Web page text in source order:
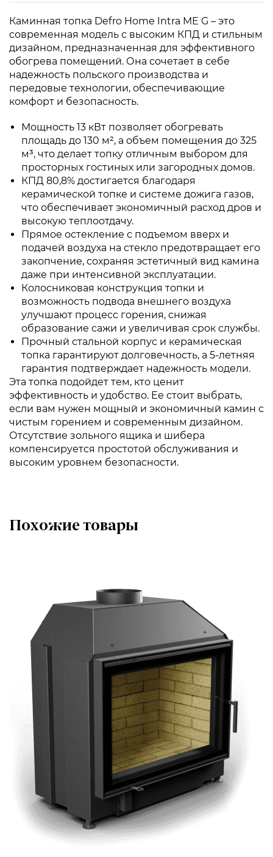
Каминная топка Defro Home Intra ME G – это
современная модель с высоким КПД и стильным
дизайном, предназначенная для эффективного
обогрева помещений. Она сочетает в себе
надежность польского производства и
передовые технологии, обеспечивающие
комфорт и безопасность.
Мощность 13 кВт позволяет обогревать
площадь до 130 м², а объем помещения до 325
м³, что делает топку отличным выбором для
просторных гостиных или загородных домов.
КПД 80,8% достигается благодаря
керамической топке и системе дожига газов,
что обеспечивает экономичный расход дров и
высокую теплоотдачу.
Прямое остекление с подъемом вверх и
подачей воздуха на стекло предотвращает его
закопчение, сохраняя эстетичный вид камина
даже при интенсивной эксплуатации.
Колосниковая конструкция топки и
возможность подвода внешнего воздуха
улучшают процесс горения, снижая
образование сажи и увеличивая срок службы.
Прочный стальной корпус и керамическая
топка гарантируют долговечность, а 5-летняя
гарантия подтверждает надежность модели.
Эта топка подойдет тем, кто ценит
эффективность и удобство. Ее стоит выбрать,
если вам нужен мощный и экономичный камин с
чистым горением и современным дизайном.
Отсутствие зольного ящика и шибера
компенсируется простотой обслуживания и
высоким уровнем безопасности.
Похожие товары